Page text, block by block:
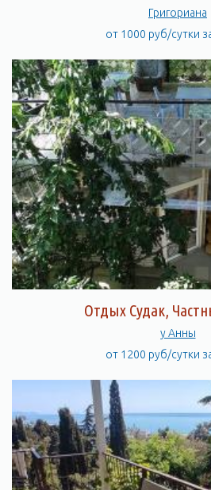
Григориана
от 1000 руб/сутки
Отдых Судак,
у Анны
от 1200 руб/сутки